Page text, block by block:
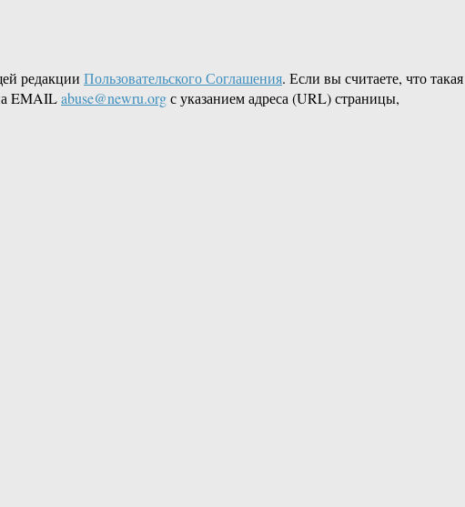
редакции Пользовательского Соглашения. Если вы считаете, что такая
EMAILabuse@newru.orgс указанием адреса (URL) страницы,